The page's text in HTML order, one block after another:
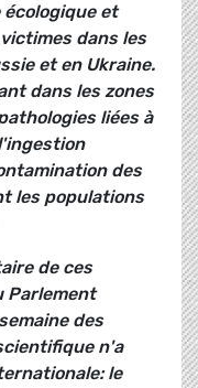
et
dans les
et en Ukraine.
dans les zones
liées à
des
les populations
de ces
Parlement
des
n'a
le